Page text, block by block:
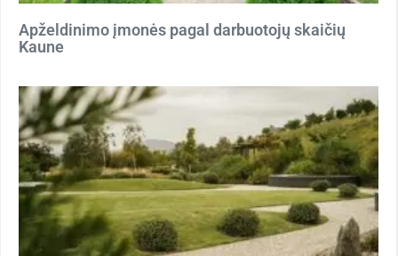
Apželdinimo įmonės pagal darbuotojų skaičių
Kaune